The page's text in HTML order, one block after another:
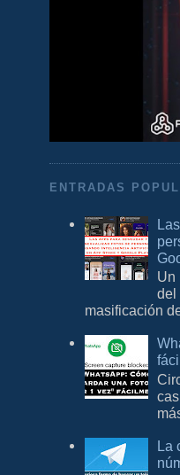
ENTRADAS
Un
del
masificación
La